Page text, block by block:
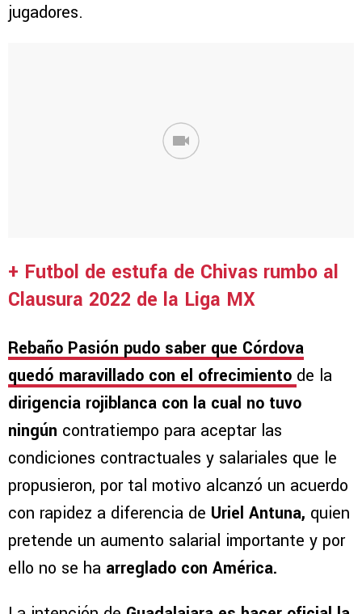
jugadores.
+ Futbol de estufa de Chivas rumbo al
Clausura 2022 de la Liga MX
Rebaño Pasión pudo saber que Córdova
quedó maravillado con el ofrecimiento de la
dirigencia rojiblanca con la cual no tuvo
ningún contratiempo para aceptar las
condiciones contractuales y salariales que le
propusieron, por tal motivo alcanzó un acuerdo
con rapidez a diferencia de Uriel Antuna, quien
pretende un aumento salarial importante y por
ello no se ha arreglado con América.